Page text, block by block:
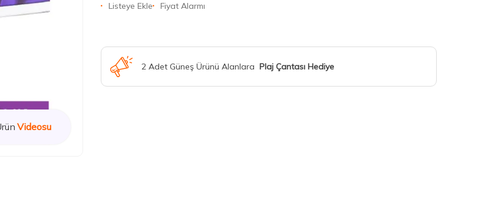
Videosu
Listeye Ekle Fiyat Alarmı
2 Adet Güneş Ürünü Alanlara Plaj Çantası Hediye